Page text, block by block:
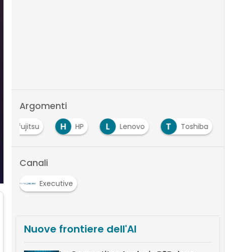
Argomenti
fujitsu H HP L Lenovo T Toshiba
Canali
Executive
Nuove frontiere dell'AI